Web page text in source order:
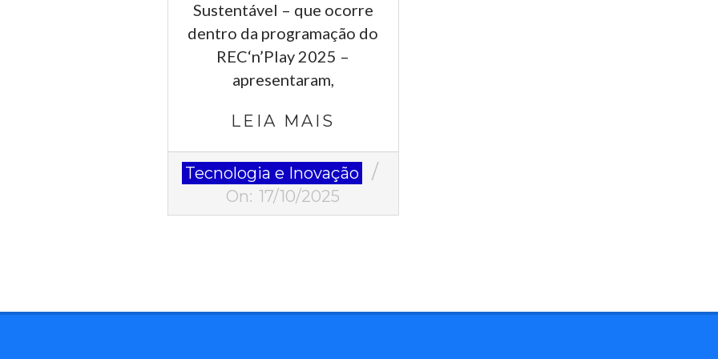
Sustentável – que ocorre
dentro da programação do
REC‘n’Play 2025 –
apresentaram,
LEIA MAIS
2025-
10-
Tecnologia e Inovação
On: 17/10/2025